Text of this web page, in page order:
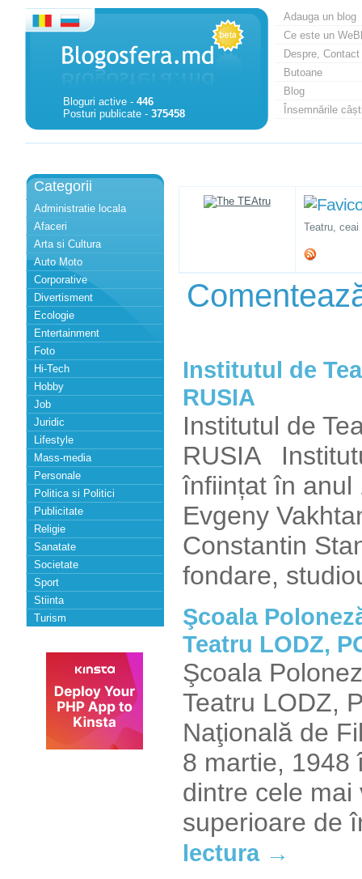
Bloguri active - 446
Posturi publicate - 375458
Adauga un blog
Ce este un
Despre, Contact
Butoane
Blog
Însemnările
Categorii
Administratie locala
Afaceri
Arta si Cultura
Auto Moto
Corporative
Divertisment
Ecologie
Entertainment
Foto
Hi-Tech
Hobby
Job
Juridic
Lifestyle
Mass-media
Personale
Politica si Politici
Publicitate
Religie
Sanatate
Societate
Sport
Stiinta
Turism
Teatru,
Institutul de
RUSIA
Institutul de
RUSIA
înființat în anul
Evgeny
Constantin
fondare,
Şcoala
Teatru LODZ,
Şcoala
Teatru LODZ,
Naţională de
8 martie, 1948
dintre cele mai
superioare
lectura →